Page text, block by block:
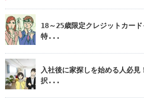
18～25歳限定クレジットカー
特...
入社後に家探しを始める人必
択...